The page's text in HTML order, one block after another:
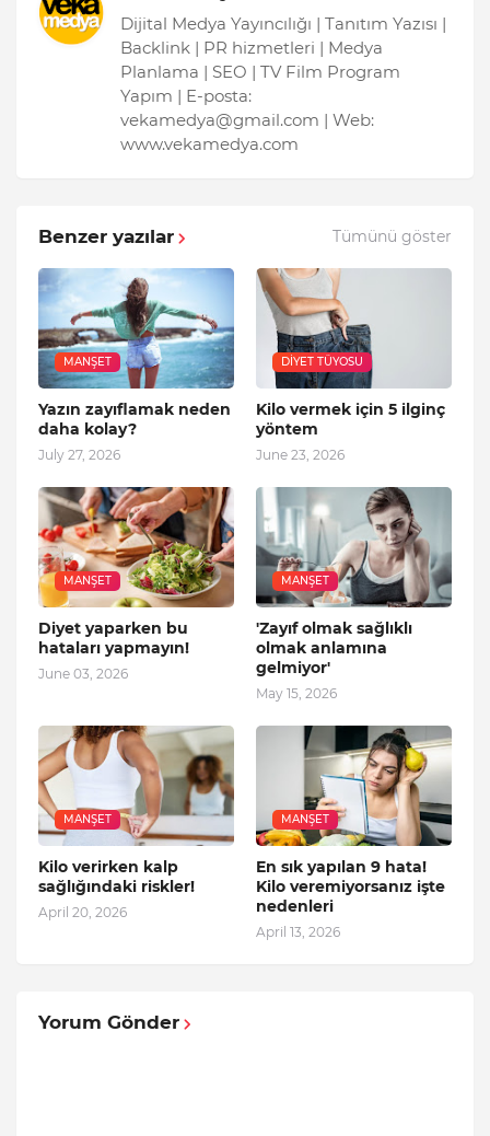
Dijital Medya Yayıncılığı | Tanıtım Yazısı |
Backlink | PR hizmetleri | Medya
Planlama | SEO | TV Film Program
Yapım | E-posta:
vekamedya@gmail.com | Web:
www.vekamedya.com
Benzer yazılar Tümünü göster
MANŞET
Yazın zayıflamak neden
daha kolay?
July 27, 2026
DIYET TÜYOSU
Kilo vermek için 5 ilginç
yöntem
June 23, 2026
MANŞET
Diyet yaparken bu
hataları yapmayın!
June 03, 2026
MANŞET
'Zayıf olmak sağlıklı
olmak anlamına
gelmiyor'
May 15, 2026
MANŞET
Kilo verirken kalp
sağlığındaki riskler!
April 20, 2026
MANŞET
En sık yapılan 9 hata!
Kilo veremiyorsanız işte
nedenleri
April 13, 2026
Yorum Gönder